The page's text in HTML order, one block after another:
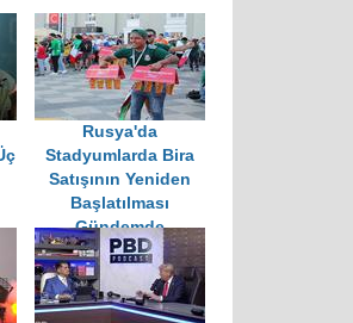
Rusya'da
Stadyumlarda Bira
Satışının Yeniden
Başlatılması
Gündemde